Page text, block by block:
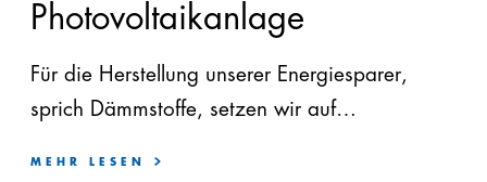
Photovoltaikanlage
Für die Herstellung unserer Energiesparer,
sprich Dämmstoffe, setzen wir auf
MEHR LESEN